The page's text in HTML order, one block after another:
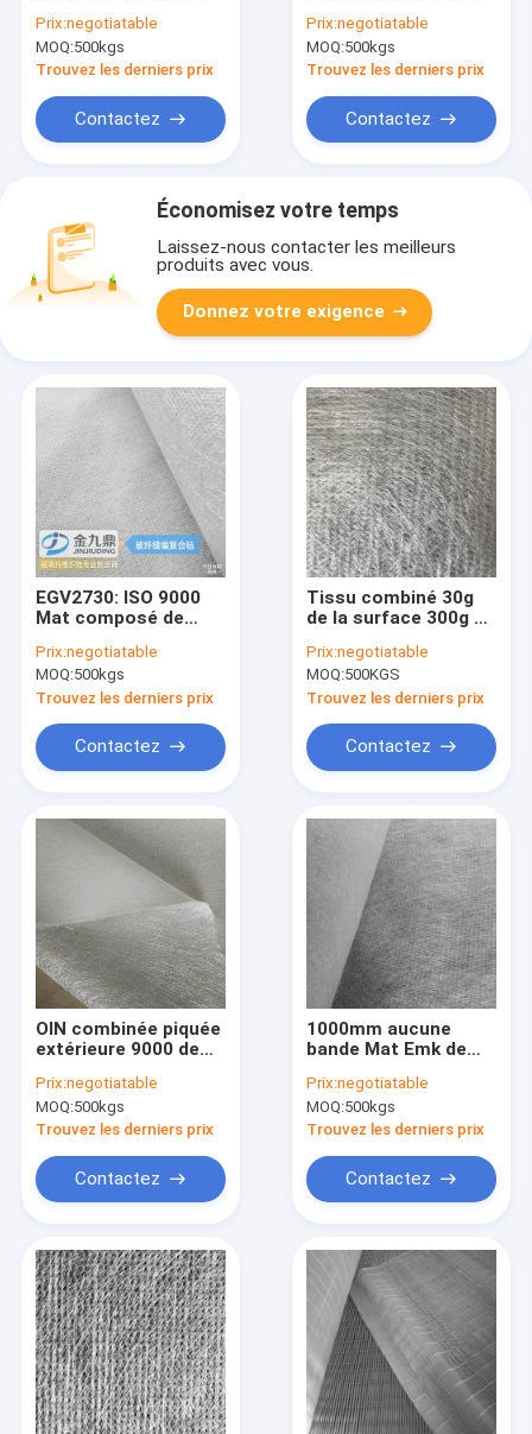
Produits
À propos de nous
Visite de l'usine
polyester EMKP340
Prix:negotiatable
MOQ:500kgs
Trouvez les derniers prix
Contactez
de fibre de verre de
point pour la tour de
refroidissement
Prix:negotiatable
MOQ:500kgs
Trouvez les derniers prix
Contactez
Économisez votre temps
Laissez-nous contacter les meilleurs
produits avec vous.
Donnez votre exigence
EGV2730: ISO 9000
Mat composé de
((270 g + 30 g) pour
la pultrusion, le RTM
et le formage de
plaques
Prix:negotiatable
MOQ:500kgs
Trouvez les derniers prix
Contactez
Tissu combiné 30g
de la surface 300g de
For Auto Housing
Chopped de fibre de
verre blanche
Prix:negotiatable
MOQ:500KGS
Trouvez les derniers prix
Contactez
OIN combinée piquée
extérieure 9000 de
verre EGV2730 pour
le processus de RTM
Prix:negotiatable
MOQ:500kgs
Trouvez les derniers prix
Contactez
1000mm aucune
bande Mat Emk de
verre de reliure 300
Emk450 Emk 250
Prix:negotiatable
MOQ:500kgs
Trouvez les derniers prix
Contactez